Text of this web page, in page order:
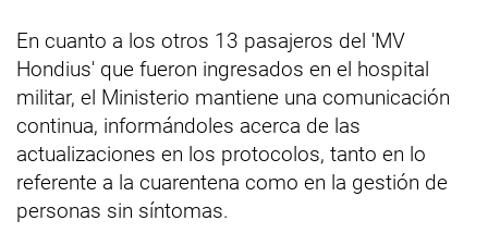
En cuanto a los otros 13 pasajeros del 'MV
Hondius' que fueron ingresados en el hospital
militar, el Ministerio mantiene una comunicación
continua, informándoles acerca de las
actualizaciones en los protocolos, tanto en lo
referente a la cuarentena como en la gestión de
personas sin síntomas.